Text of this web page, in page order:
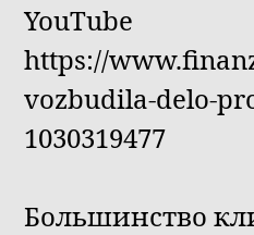
YouTube
https://
vozbudila-delo-
1030319477
Большинство